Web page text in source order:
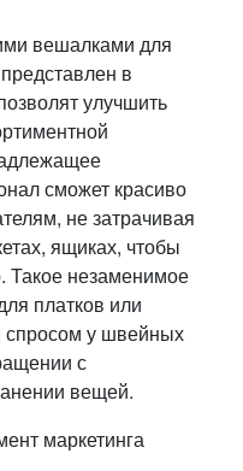
вешалками для
в
улучшить
сможет красиво
не затрачивая
ящиках, чтобы
Такое незаменимое
платков или
спросом у швейных
с
вещей.
маркетинга